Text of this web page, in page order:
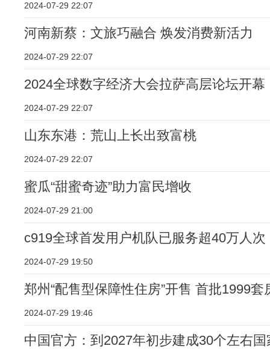
2024-07-29 22:07
河南新蔡：文旅巧融合 焕发消费新活力
2024-07-29 22:07
2024全球数字经济大会拉萨高层论坛开幕
2024-07-29 22:07
山东东港：荒山上长出致富桃
2024-07-29 22:07
蜜瓜“甜蜜奇迹”助力富民增收
2024-07-29 21:00
c919全球首发用户机队已服务超40万人次
2024-07-29 19:50
郑州“配售型保障性住房”开售 首批1999套
2024-07-29 19:46
中国官方：到2027年初步建成30个左右